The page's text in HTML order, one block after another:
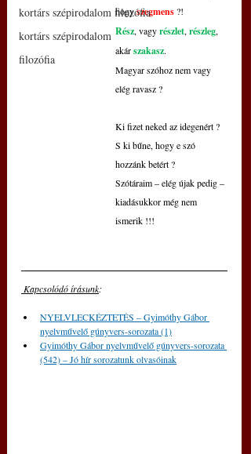
kortárs szépirodalom filozófia
kortárs szépirodalom
filozófia
hogy szegmens ?!
Rész, vagy részlet, részleg,
akár szakasz.
Magyar szóhoz nem vagy
elég ravasz ?
Ki fizet neked az idegenért ?
S ki bűne, hogy e szó
hozzánk betért ?
Szótáraim – elég újak pedig –
kiadásukkor még nem
ismerik !!!
Kapcsolódó írásunk:
NYELVLECKÉZTETÉS – Gyimóthy Gábor
nyelvművelő gúnyvers-sorozata (1)
Gyimóthy Gábor nyelvművelő gúnyvers-sorozata
(542) – Jó hír sorozatunk olvasóinak